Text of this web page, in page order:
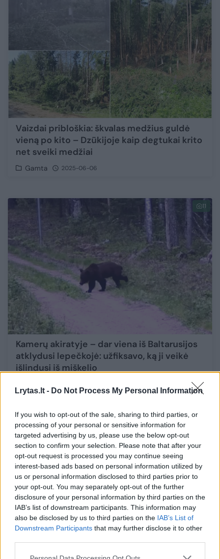
Lrytas.lt - Do Not Process My Personal Information
If you wish to opt-out of the sale, sharing to third parties, or
processing of your personal or sensitive information for
targeted advertising by us, please use the below opt-out
section to confirm your selection. Please note that after your
opt-out request is processed you may continue seeing
interest-based ads based on personal information utilized by
us or personal information disclosed to third parties prior to
your opt-out. You may separately opt-out of the further
disclosure of your personal information by third parties on the
IAB’s list of downstream participants. This information may
also be disclosed by us to third parties on the IAB’s List of
Downstream Participants that may further disclose it to other
Vaizdai pribloškia: škvalas medžius guldė
vieną po kito – Dzūkijoje kaip degtukai krito
net sveiki medžiai
Gamta 2025-06-06
11
Kamerų akiratyje – dar viena iš Baltarusijos
atklydusi lepečkojė: užfiksavo, ką ji veikė
išlindusi iš miškelio